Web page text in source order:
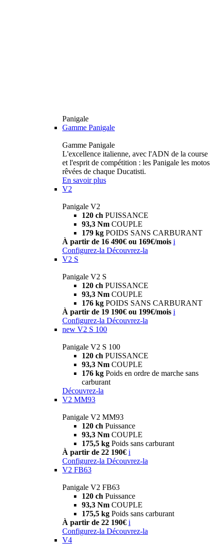
Panigale
Gamme Panigale
Gamme Panigale
L'excellence italienne, avec l'ADN de la course
et l'esprit de compétition : les Panigale les motos
rêvées de chaque Ducatisti.
En savoir plus
V2
Panigale V2
120 ch PUISSANCE
93,3 Nm COUPLE
179 kg POIDS SANS CARBURANT
À partir de 16 490€ ou 169€/mois i
Configurez-la Découvrez-la
V2 S
Panigale V2 S
120 ch PUISSANCE
93,3 Nm COUPLE
176 kg POIDS SANS CARBURANT
À partir de 19 190€ ou 199€/mois i
Configurez-la Découvrez-la
new V2 S 100
Panigale V2 S 100
120 ch PUISSANCE
93,3 Nm COUPLE
176 kg Poids en ordre de marche sans
carburant
Découvrez-la
V2 MM93
Panigale V2 MM93
120 ch Puissance
93,3 Nm COUPLE
175,5 kg Poids sans carburant
À partir de 22 190€ i
Configurez-la Découvrez-la
V2 FB63
Panigale V2 FB63
120 ch Puissance
93,3 Nm COUPLE
175,5 kg Poids sans carburant
À partir de 22 190€ i
Configurez-la Découvrez-la
V4